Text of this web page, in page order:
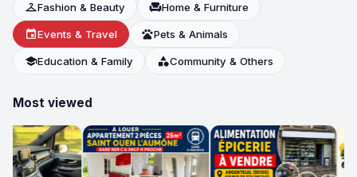
checkroomFashion & Beauty chairHome & Furniture
eventEvents & Travel petsPets & Animals
schoolEducation & Family categoryCommunity & Others
Most viewed